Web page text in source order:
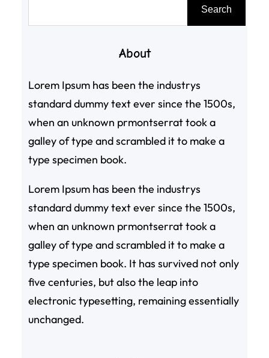
Search
About
Lorem Ipsum has been the industrys
standard dummy text ever since the 1500s,
when an unknown prmontserrat took a
galley of type and scrambled it to make a
type specimen book.
Lorem Ipsum has been the industrys
standard dummy text ever since the 1500s,
when an unknown prmontserrat took a
galley of type and scrambled it to make a
type specimen book. It has survived not only
five centuries, but also the leap into
electronic typesetting, remaining essentially
unchanged.